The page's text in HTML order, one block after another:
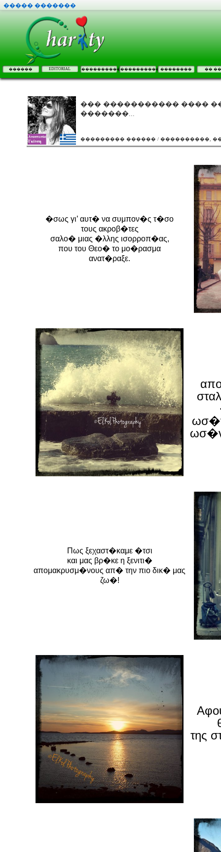
����� �������
������ EDITORIAL �������������������� �������� ��
��� ����������� ����
�������...
��������� ������ / ����������,
�σως γι’ αυτ� να συμπον�ς τ�σο
τους ακροβ�τες
σαλο� μιας �λλης ισορροπ�ας,
που του Θεο� το μο�ρασμα
ανατ�ραξε.
Πως ξεχαστ�καμε �τσι
και μας βρ�κε η ξενιτι�
απομακρυσμ�νους απ� την πιο δικ� μας
ζω�!
της